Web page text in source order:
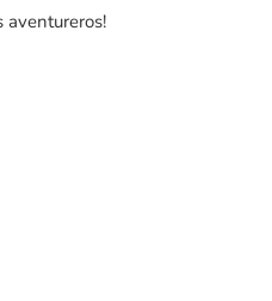
aventureros!